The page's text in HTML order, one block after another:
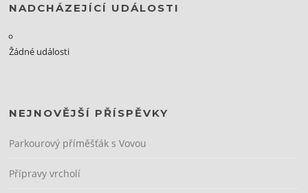
NADCHÁZEJÍCÍ UDÁLOSTI
Žádné události
NEJNOVĚJŠÍ PŘÍSPĚVKY
Parkourový příměšťák s Vovou
Přípravy vrcholí